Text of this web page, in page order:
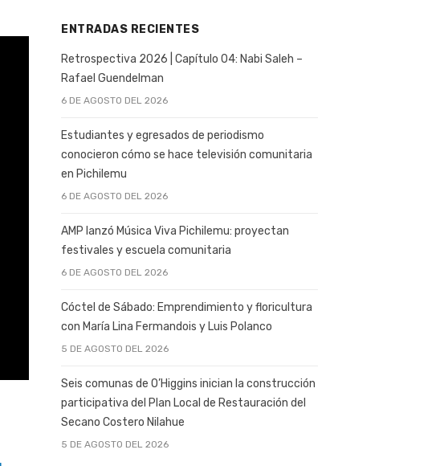
ENTRADAS RECIENTES
Retrospectiva 2026 | Capítulo 04: Nabi Saleh –
Rafael Guendelman
6 DE AGOSTO DEL 2026
Estudiantes y egresados de periodismo
conocieron cómo se hace televisión comunitaria
en Pichilemu
6 DE AGOSTO DEL 2026
AMP lanzó Música Viva Pichilemu: proyectan
festivales y escuela comunitaria
6 DE AGOSTO DEL 2026
Cóctel de Sábado: Emprendimiento y floricultura
con María Lina Fermandois y Luis Polanco
5 DE AGOSTO DEL 2026
Seis comunas de O’Higgins inician la construcción
participativa del Plan Local de Restauración del
Secano Costero Nilahue
5 DE AGOSTO DEL 2026